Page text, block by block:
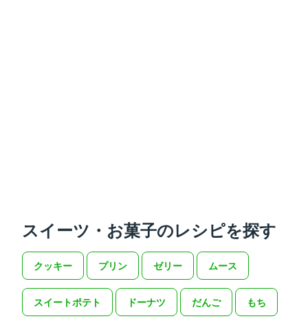
スイーツ・お菓子のレシピを探す
クッキー プリン ゼリー ムース
スイートポテト ドーナツ だんご もち